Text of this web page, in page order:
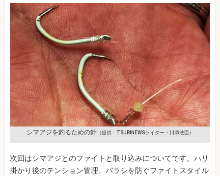
シマアジを釣るための針（提供：TSURINEWSライター・川添法臣）
次回はシマアジとのファイトと取り込みについてです。ハリ
掛かり後のテンション管理、バラシを防ぐファイトスタイル